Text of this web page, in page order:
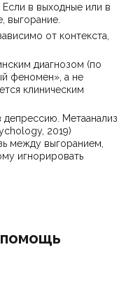
в выходные или в
выгорание.
от контекста,
диагнозом (по
феномен», а не
клиническим
Метаанализ
2019)
между выгоранием,
игнорировать